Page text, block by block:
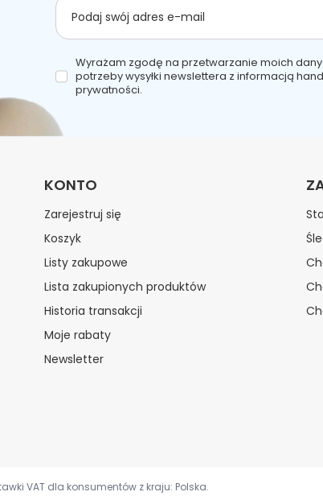
regeneruje, uelastycznia, ujędrnia, usuwa oznaki
Podaj swój adres e-mail
Wyrażam zgodę na przetwarzanie moich
potrzeby wysyłki newslettera z informacją
prywatności.
KONTO
Zarejestruj się
Koszyk
Listy zakupowe
Lista zakupionych produktów
Historia transakcji
Moje rabaty
Newsletter
VAT dla konsumentów z kraju: Polska.